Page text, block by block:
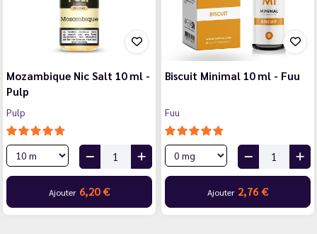
Mozambique Nic Salt 10 ml -
Pulp
Pulp
Ajouter 6,20 €
Biscuit Minimal 10 ml - Fuu
Fuu
Ajouter 2,76 €